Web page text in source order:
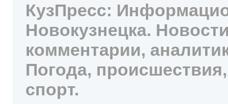
КузПресс:
Новокузнецка.
комментарии,
Погода,
спорт.